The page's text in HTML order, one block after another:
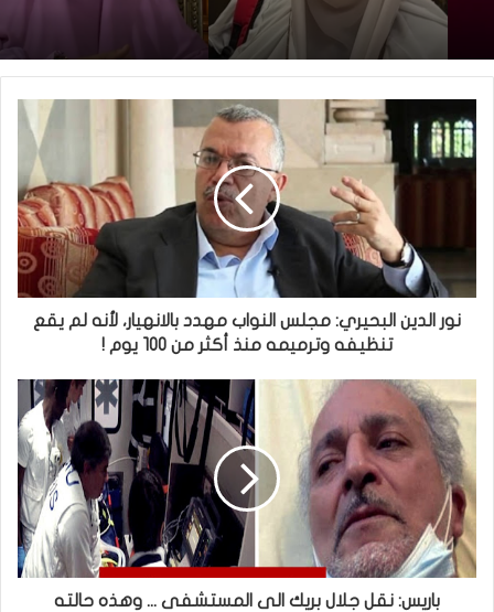
نور الدين البحيري: مجلس النواب مهدد بالانهيار، لأنه لم يقع
تنظيفه وترميمه منذ أكثر من 100 يوم !
باريس: نقل جلال بريك الى المستشفى ... وهذه حالته